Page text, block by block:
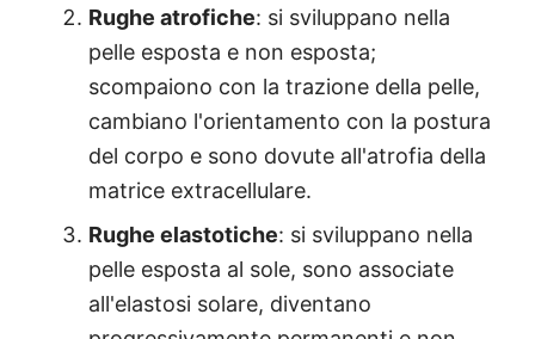
Rughe atrofiche: si sviluppano nella
pelle esposta e non esposta;
scompaiono con la trazione della pelle,
cambiano l'orientamento con la postura
del corpo e sono dovute all'atrofia della
matrice extracellulare.
Rughe elastotiche: si sviluppano nella
pelle esposta al sole, sono associate
all'elastosi solare, diventano